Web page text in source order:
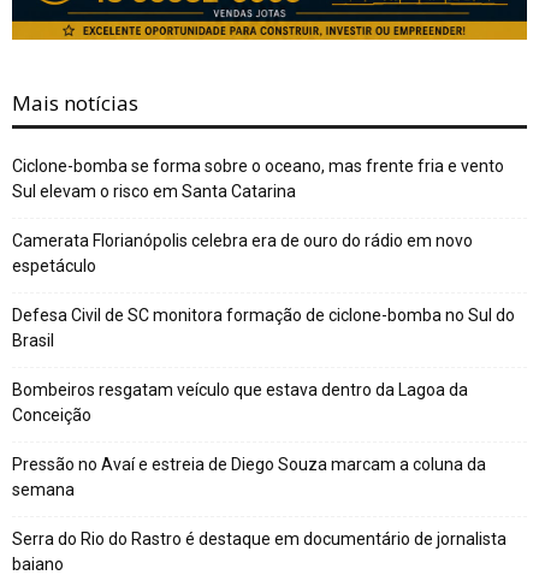
Mais notícias
Ciclone-bomba se forma sobre o oceano, mas frente fria e vento
Sul elevam o risco em Santa Catarina
Camerata Florianópolis celebra era de ouro do rádio em novo
espetáculo
Defesa Civil de SC monitora formação de ciclone-bomba no Sul do
Brasil
Bombeiros resgatam veículo que estava dentro da Lagoa da
Conceição
Pressão no Avaí e estreia de Diego Souza marcam a coluna da
semana
Serra do Rio do Rastro é destaque em documentário de jornalista
baiano